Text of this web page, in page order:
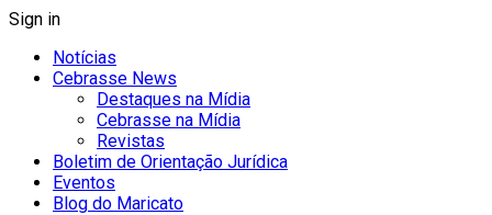
Sign in
Notícias
Cebrasse News
Destaques na Mídia
Cebrasse na Mídia
Revistas
Boletim de Orientação Jurídica
Eventos
Blog do Maricato